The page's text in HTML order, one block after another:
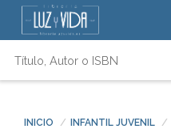
INICIO INFANTIL JUVENIL